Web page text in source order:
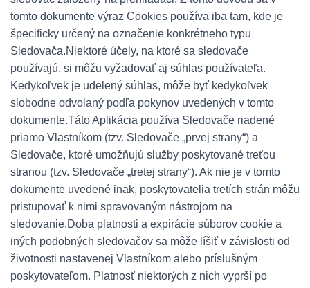
tomto dokumente výraz Cookies používa iba tam, kde je
špecificky určený na označenie konkrétneho typu
Sledovača.Niektoré účely, na ktoré sa sledovače
používajú, si môžu vyžadovať aj súhlas používateľa.
Kedykoľvek je udelený súhlas, môže byť kedykoľvek
slobodne odvolaný podľa pokynov uvedených v tomto
dokumente.Táto Aplikácia používa Sledovače riadené
priamo Vlastníkom (tzv. Sledovače „prvej strany“) a
Sledovače, ktoré umožňujú služby poskytované treťou
stranou (tzv. Sledovače „tretej strany“). Ak nie je v tomto
dokumente uvedené inak, poskytovatelia tretích strán môžu
pristupovať k nimi spravovaným nástrojom na
sledovanie.Doba platnosti a expirácie súborov cookie a
iných podobných sledovačov sa môže líšiť v závislosti od
životnosti nastavenej Vlastníkom alebo príslušným
poskytovateľom. Platnosť niektorých z nich vyprší po